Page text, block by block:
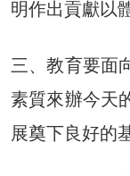
明作出貢獻以
三、教育要面
素質來辦今天
展奠下良好的